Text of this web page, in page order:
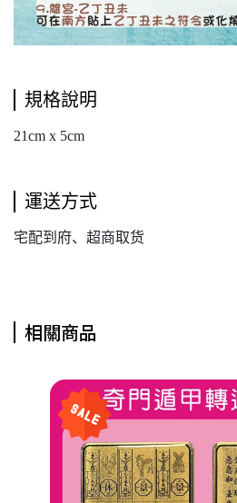
規格說明
21cm x 5cm
運送方式
宅配到府、超商取货
相關商品